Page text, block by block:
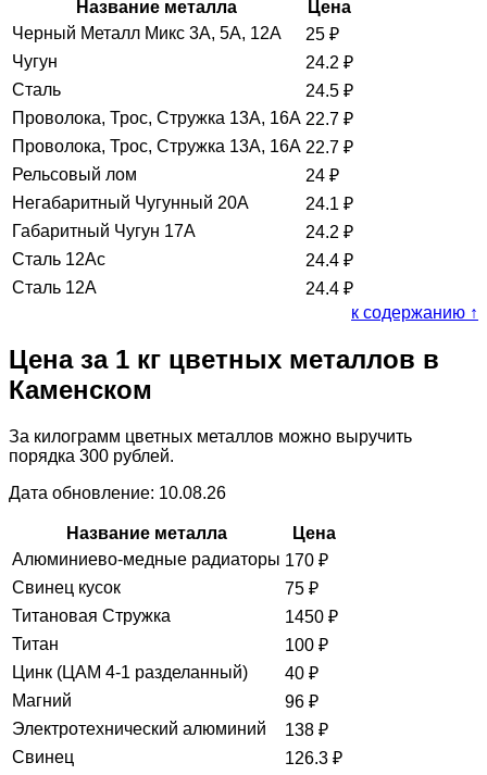
Название металла
Цена
Черный Металл Микс 3А, 5А, 12А
25 ₽
Чугун
24.2 ₽
Сталь
24.5 ₽
Проволока, Трос, Стружка 13А, 16А 22.7 ₽
Проволока, Трос, Стружка 13А, 16А 22.7 ₽
Рельсовый лом
24 ₽
Негабаритный Чугунный 20А
24.1 ₽
Габаритный Чугун 17А
24.2 ₽
Сталь 12Ас
24.4 ₽
Сталь 12А
24.4 ₽
к содержанию ↑
Цена за 1 кг цветных металлов в
Каменском
За килограмм цветных металлов можно выручить
порядка 300 рублей.
Дата обновление: 10.08.26
Название металла
Цена
Алюминиево-медные радиаторы 170 ₽
Свинец кусок
75 ₽
Титановая Стружка
1450 ₽
Титан
100 ₽
Цинк (ЦАМ 4-1 разделанный)
40 ₽
Магний
96 ₽
Электротехнический алюминий
138 ₽
Свинец
126.3 ₽